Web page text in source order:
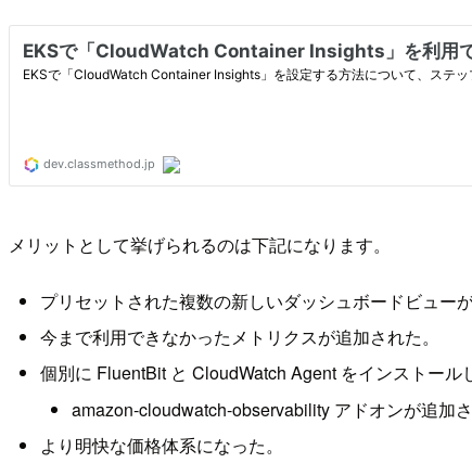
メリットとして挙げられるのは下記になります。
プリセットされた複数の新しいダッシュボードビュー
今まで利用できなかったメトリクスが追加された。
個別に FluentBit と CloudWatch Agent をインストール
amazon-cloudwatch-observability アドオンが追加さ
より明快な価格体系になった。